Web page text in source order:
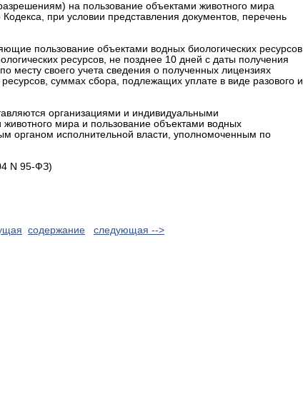
на пользование объектами животного мира
при условии представления документов, перечень
пользование объектами водных биологических ресурсов
ресурсов, не позднее 10 дней с даты получения
месту своего учета сведения о полученных лицензиях
суммах сбора, подлежащих уплате в виде разового и
организациями и индивидуальными
мира и пользование объектами водных
органом исполнительной власти, уполномоченным по
N 95-ФЗ)
cодержание следующая -->